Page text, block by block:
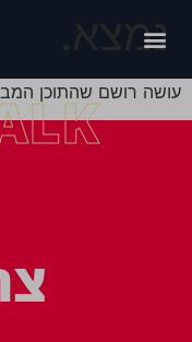
נמצא.
עושה רושם שהתוכן